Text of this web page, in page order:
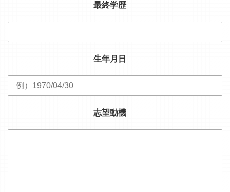
最終学歴
生年月日
志望動機